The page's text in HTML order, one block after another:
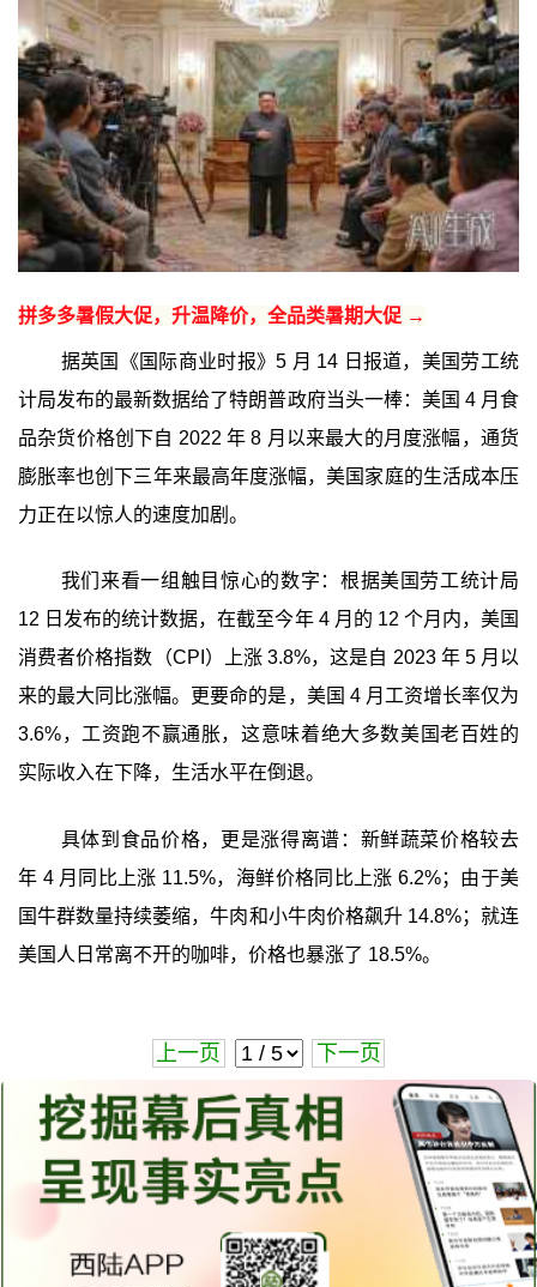
拼多多暑假大促，升温降价，全品类暑期大促 →
据英国《国际商业时报》5 月 14 日报道，美国劳工统
计局发布的最新数据给了特朗普政府当头一棒：美国 4 月食
品杂货价格创下自 2022 年 8 月以来最大的月度涨幅，通货
膨胀率也创下三年来最高年度涨幅，美国家庭的生活成本压
力正在以惊人的速度加剧。
我们来看一组触目惊心的数字：根据美国劳工统计局
12 日发布的统计数据，在截至今年 4 月的 12 个月内，美国
消费者价格指数（CPI）上涨 3.8%，这是自 2023 年 5 月以
来的最大同比涨幅。更要命的是，美国 4 月工资增长率仅为
3.6%，工资跑不赢通胀，这意味着绝大多数美国老百姓的
实际收入在下降，生活水平在倒退。
具体到食品价格，更是涨得离谱：新鲜蔬菜价格较去
年 4 月同比上涨 11.5%，海鲜价格同比上涨 6.2%；由于美
国牛群数量持续萎缩，牛肉和小牛肉价格飙升 14.8%；就连
美国人日常离不开的咖啡，价格也暴涨了 18.5%。
上一页 下一页